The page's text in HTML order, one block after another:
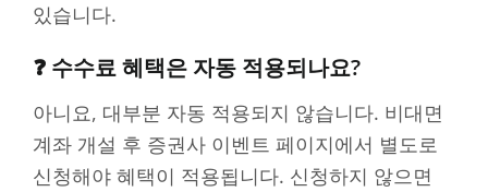
있습니다.
❓ 수수료 혜택은 자동 적용되나요?
아니요, 대부분 자동 적용되지 않습니다. 비대면
계좌 개설 후 증권사 이벤트 페이지에서 별도로
신청해야 혜택이 적용됩니다. 신청하지 않으면